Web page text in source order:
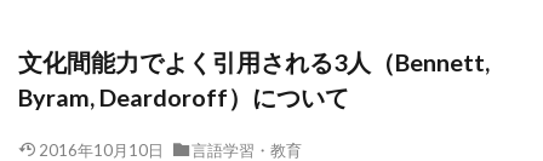
文化間能力でよく引用される3人（Bennett,
Byram, Deardoroff）について
2016年10月10日
言語学習・教育